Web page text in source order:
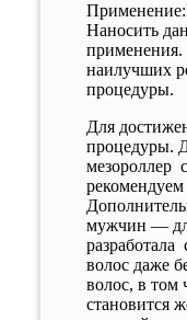
Наносить
применения.
наилучших
процедуры.
Для
процедуры.
мезороллер
мужчин —
разработала
волос даже
волос,в том
становится